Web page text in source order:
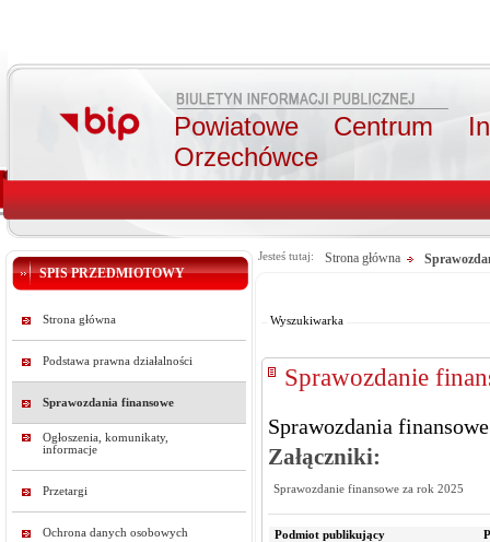
Powiatowe Centrum
Orzechówce
SPIS PRZEDMIOTOWY
Strona główna
Podstawa prawna działalności
Sprawozdania finansowe
Ogłoszenia, komunikaty,
informacje
Przetargi
Ochrona danych osobowych
Jesteś tutaj: Strona główna
Wyszukiwarka
Sprawozdanie
Sprawozdania
Załączniki:
Sprawozdanie finansowe za rok 2025
Podmiot publikujący